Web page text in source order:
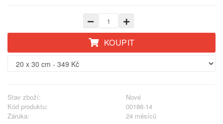
KOUPIT
Stav zboží:
Nové
Kód produktu:
00186-14
Záruka:
24 měsíců